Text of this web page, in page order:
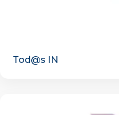
Tod@s IN